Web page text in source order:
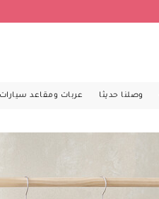
وصلنا حديثا عربات ومقاعد سيارات